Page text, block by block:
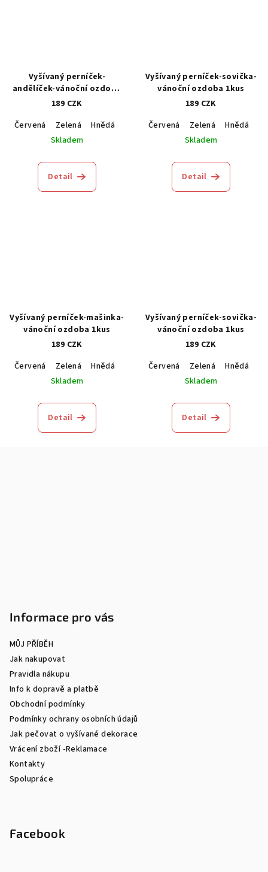
Vyšívaný perníček-
andělíček-vánoční ozdoba
1kus
189 CZK
Červená
Zelená Hnědá
Modrá
Skladem
Detail
Vyšívaný perníček-sovička-
vánoční ozdoba 1kus
189 CZK
Červená
Zelená Hnědá
Skladem
Detail
Vyšívaný perníček-mašinka-
vánoční ozdoba 1kus
189 CZK
Červená
Zelená Hnědá
Modrá
Skladem
Detail
Vyšívaný perníček-sovička-
vánoční ozdoba 1kus
189 CZK
Červená
Zelená Hnědá
Skladem
Detail
Informace pro vás
MŮJ PŘÍBĚH
Jak nakupovat
Pravidla nákupu
Info k dopravě a platbě
Obchodní podmínky
Podmínky ochrany osobních údajů
Jak pečovat o vyšívané dekorace
Vrácení zboží -Reklamace
Kontakty
Spolupráce
Facebook